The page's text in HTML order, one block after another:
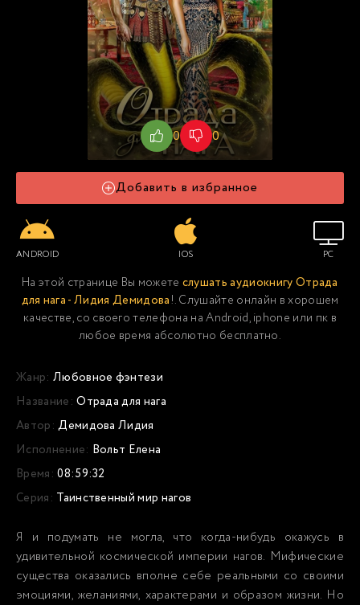
0 0
Добавить в избранное
ANDROID IOS PC
На этой странице Вы можете слушать аудиокнигу Отрада
для нага - Лидия Демидова!. Слушайте онлайн в хорошем
качестве, со своего телефона на Android, iphone или пк в
любое время абсолютно бесплатно.
Жанр: Любовное фэнтези
Название: Отрада для нага
Автор: Демидова Лидия
Исполнение: Вольт Елена
Время: 08:59:32
Серия: Таинственный мир нагов
Я и подумать не могла, что когда-нибудь окажусь в
удивительной космической империи нагов. Мифические
существа оказались вполне себе реальными со своими
эмоциями, желаниями, характерами и образом жизни. Но